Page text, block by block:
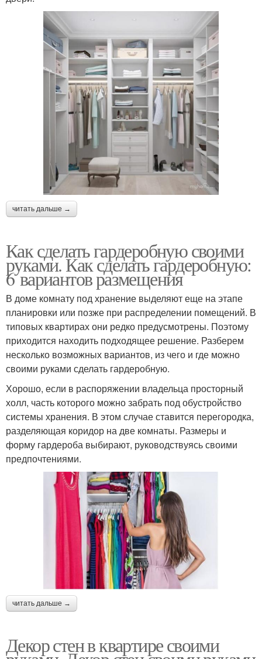
читать дальше →
Как сделать гардеробную своими
руками. Как сделать гардеробную:
6 вариантов размещения
В доме комнату под хранение выделяют еще на этапе
планировки или позже при распределении помещений. В
типовых квартирах они редко предусмотрены. Поэтому
приходится находить подходящее решение. Разберем
несколько возможных вариантов, из чего и где можно
своими руками сделать гардеробную.
Хорошо, если в распоряжении владельца просторный
холл, часть которого можно забрать под обустройство
системы хранения. В этом случае ставится перегородка,
разделяющая коридор на две комнаты. Размеры и
форму гардероба выбирают, руководствуясь своими
предпочтениями.
читать дальше →
Декор стен в квартире своими